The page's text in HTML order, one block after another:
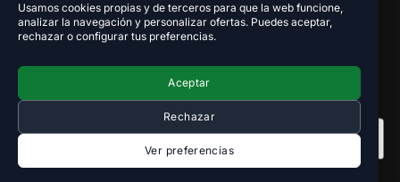
Usamos cookies propias y de terceros para que la web funcione,
analizar la navegación y personalizar ofertas. Puedes aceptar,
rechazar o configurar tus preferencias.
Aceptar
Rechazar
Ver preferencias